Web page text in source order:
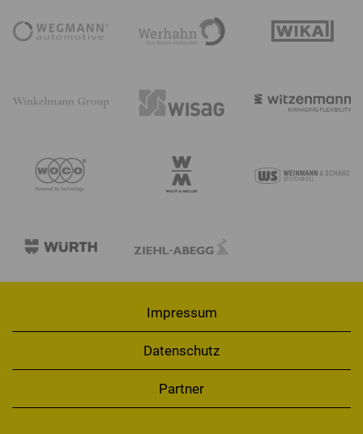
Impressum
Datenschutz
Partner